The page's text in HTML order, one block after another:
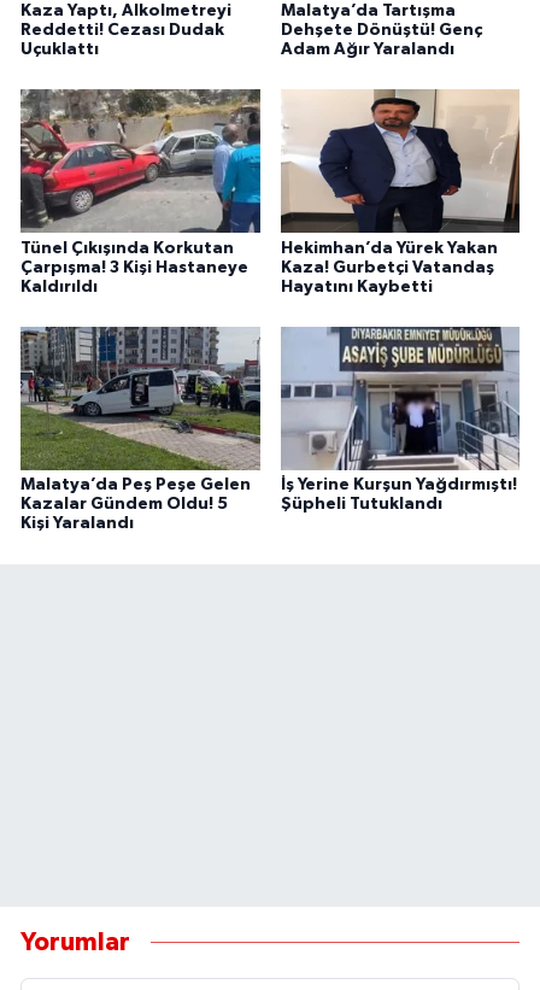
Kaza Yaptı, Alkolmetreyi
Reddetti! Cezası Dudak
Uçuklattı
Malatya’da Tartışma
Dehşete Dönüştü! Genç
Adam Ağır Yaralandı
Tünel Çıkışında Korkutan
Çarpışma! 3 Kişi Hastaneye
Kaldırıldı
Hekimhan’da Yürek Yakan
Kaza! Gurbetçi Vatandaş
Hayatını Kaybetti
Malatya’da Peş Peşe Gelen
Kazalar Gündem Oldu! 5
Kişi Yaralandı
İş Yerine Kurşun Yağdırmıştı!
Şüpheli Tutuklandı
Yorumlar